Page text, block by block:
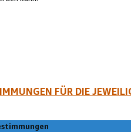
FÜR DIE